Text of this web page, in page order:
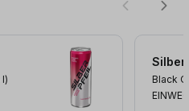
l)
Black